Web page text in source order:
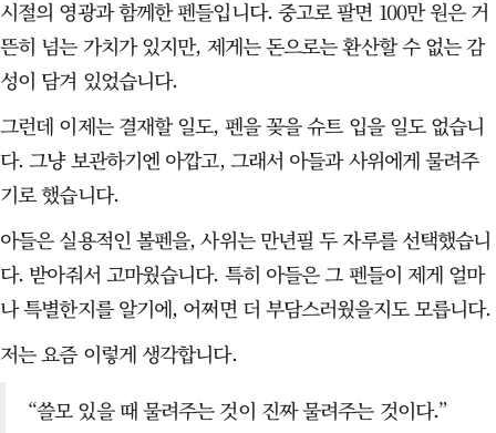
시절의 영광과 함께한 펜들입니다. 중고로 팔면 100만 원은 거
뜬히 넘는 가치가 있지만, 제게는 돈으로는 환산할 수 없는 감
성이 담겨 있었습니다.
그런데 이제는 결재할 일도, 펜을 꽂을 슈트 입을 일도 없습니
다. 그냥 보관하기엔 아깝고, 그래서 아들과 사위에게 물려주
기로 했습니다.
아들은 실용적인 볼펜을, 사위는 만년필 두 자루를 선택했습니
다. 받아줘서 고마웠습니다. 특히 아들은 그 펜들이 제게 얼마
나 특별한지를 알기에, 어쩌면 더 부담스러웠을지도 모릅니다.
저는 요즘 이렇게 생각합니다.
“쓸모 있을 때 물려주는 것이 진짜 물려주는 것이다.”